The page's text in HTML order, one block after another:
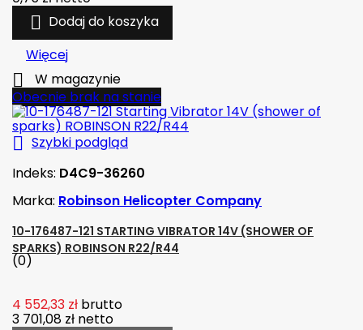
 Dodaj do koszyka
Więcej

W magazynie
Obecnie brak na stanie
 Szybki podgląd
Indeks: D4C9-36260
Marka: Robinson Helicopter Company
10-176487-121 STARTING VIBRATOR 14V (SHOWER OF
SPARKS) ROBINSON R22/R44
(0)
4 552,33 zł brutto
3 701,08 zł netto